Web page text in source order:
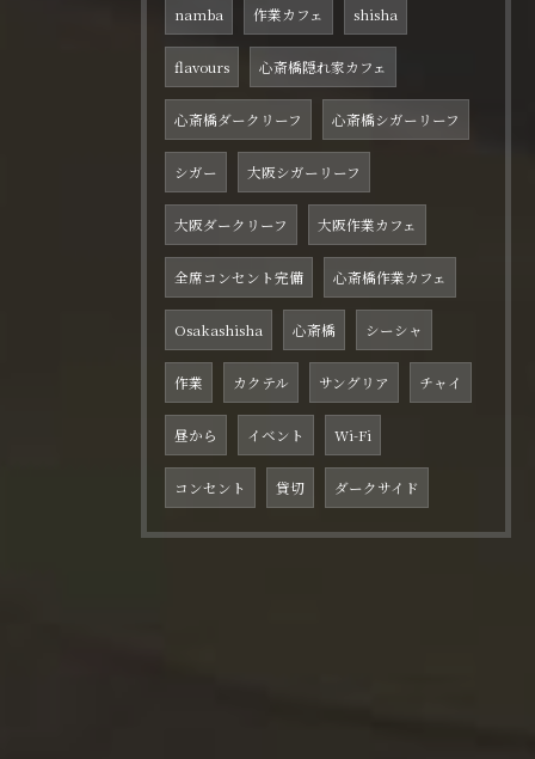
namba 作業カフェ shisha
flavours 心斎橋隠れ家カフェ
心斎橋ダークリーフ 心斎橋シガーリーフ
シガー 大阪シガーリーフ
大阪ダークリーフ 大阪作業カフェ
全席コンセント完備 心斎橋作業カフェ
Osakashisha 心斎橋 シーシャ
作業 カクテル サングリア チャイ
昼から イベント Wi-Fi
コンセント 貸切 ダークサイド